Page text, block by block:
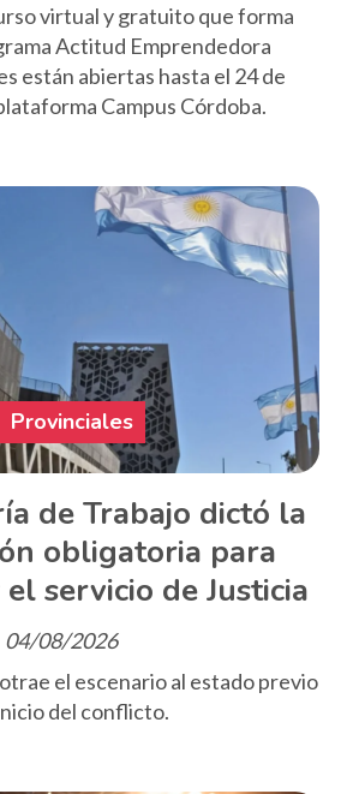
virtual y gratuito que forma
Actitud Emprendedora
están abiertas hasta el 24 de
Campus Córdoba.
de Trabajo dictó la
obligatoria para
servicio de Justicia
Provinciales
04/08/2026
el escenario al estado previo
del conflicto.